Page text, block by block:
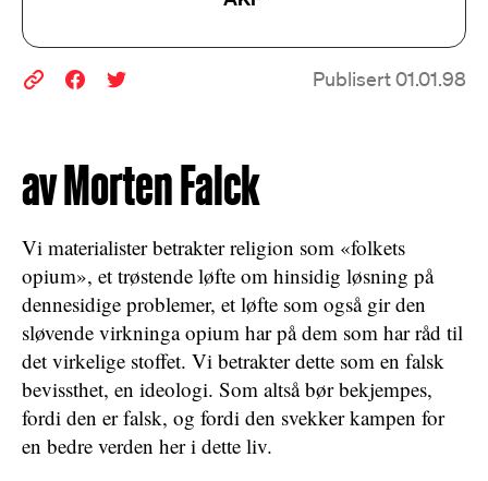
Publisert 01.01.98
av Morten Falck
Vi materialister betrakter religion som «folkets
opium», et trøstende løfte om hinsidig løsning på
dennesidige problemer, et løfte som også gir den
sløvende virkninga opium har på dem som har råd til
det virkelige stoffet. Vi betrakter dette som en falsk
bevissthet, en ideologi. Som altså bør bekjempes,
fordi den er falsk, og fordi den svekker kampen for
en bedre verden her i dette liv.